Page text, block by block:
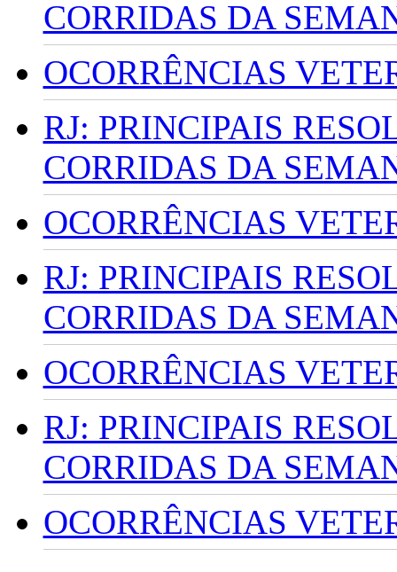
CORRIDAS DA
OCORRÊNCIAS
RJ: PRINCIPAIS
CORRIDAS DA
OCORRÊNCIAS
RJ: PRINCIPAIS
CORRIDAS DA
OCORRÊNCIAS
RJ: PRINCIPAIS
CORRIDAS DA
OCORRÊNCIAS